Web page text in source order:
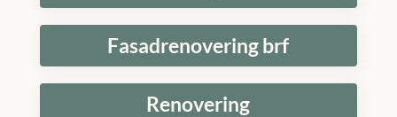
Fasadrenovering brf
Renovering